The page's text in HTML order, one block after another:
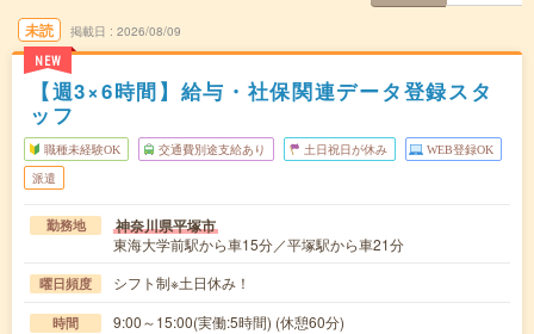
未読
NEW
掲載日 2026/08/09
【週3×6時間】給与・社保関連データ登録スタ
ッフ
職種未経験OK 交通費別途支給あり 土日祝日が休み WEB登録OK
派遣
勤務地 神奈川県平塚市
東海大学前駅から車15分／平塚駅から車21分
曜日頻度 シフト制※土日休み！
時間 9:00～15:00(実働:5時間) (休憩60分)